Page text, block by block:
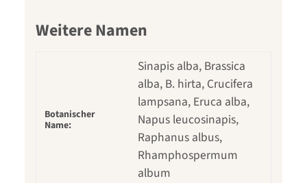
Weitere Namen
Botanischer
Name:
Sinapis alba, Brassica
alba, B. hirta, Crucifera
lampsana, Eruca alba,
Napus leucosinapis,
Raphanus albus,
Rhamphospermum
album